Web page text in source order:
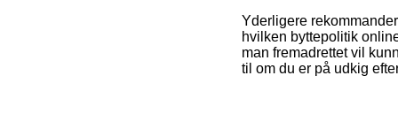
Yderligere
hvilken byttepolitik
man fremadrettet vil
til om du er på udkig